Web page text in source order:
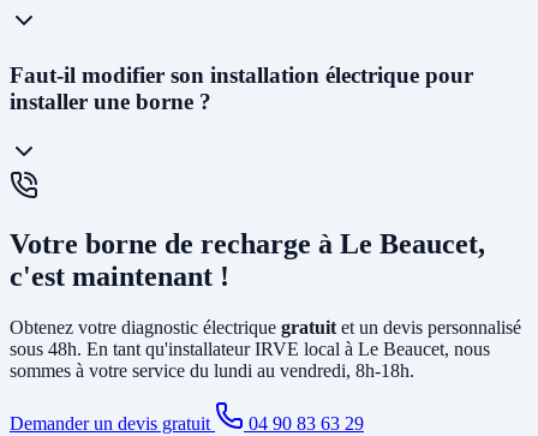
Laprise renforcée (Green'Up)délivre 3,2kW et permet de
recharger un véhicule en 12 à 20h. C'est la solution la plus
économique. La wallbox (7kW à 22kW) est beaucoup plus rapide
smartphone, et obligatoire pour certains types de véhicules. C'est la
solution recommandée pour un usage quotidien.
Faut-il modifier son installation électrique pour
installer une borne ?
Cela dépend de votre installation existante. Dans la plupart des
depuis le tableau électrique et poser un disjoncteur différentiel
spécifique. Si votre abonnement est trop faible, il peut être
nécessaire d'augmenter la puissance souscrite
Votre borne de recharge à Le Beaucet,
c'est maintenant !
Obtenez votre diagnostic électrique gratuit et un devis personnalisé
sous 48h. En tant qu'installateur IRVE local à Le Beaucet, nous
sommes à votre service du lundi au vendredi, 8h-18h.
Demander un devis gratuit
04 90 83 63 29